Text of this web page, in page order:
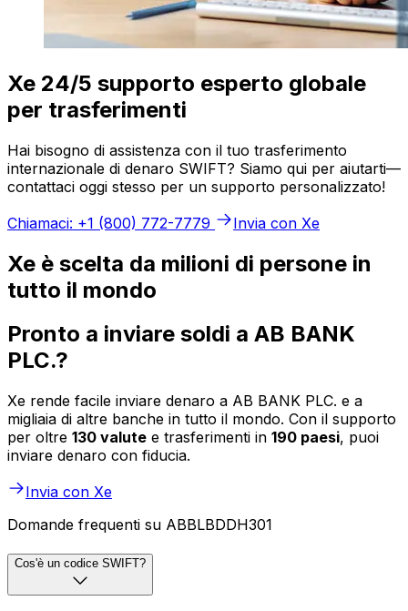
Xe 24/5 supporto esperto globale
per trasferimenti
Hai bisogno di assistenza con il tuo trasferimento
internazionale di denaro SWIFT? Siamo qui per aiutarti—
contattaci oggi stesso per un supporto personalizzato!
Chiamaci: +1 (800) 772-7779
Invia con Xe
Xe è scelta da milioni di persone in
tutto il mondo
Pronto a inviare soldi a AB BANK
PLC.?
Xe rende facile inviare denaro a AB BANK PLC. e a
migliaia di altre banche in tutto il mondo. Con il supporto
per oltre 130 valute e trasferimenti in 190 paesi, puoi
inviare denaro con fiducia.
Invia con Xe
Domande frequenti su ABBLBDDH301
Cos'è un codice SWIFT?